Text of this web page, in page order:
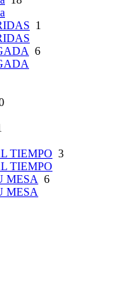
1
6
TIEMPO 3
TIEMPO
MESA 6
MESA